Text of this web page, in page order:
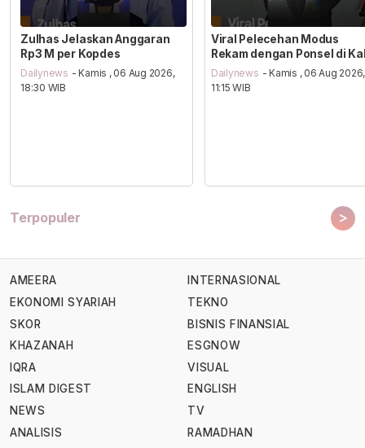
Zulhas Jelaskan Anggaran
Rp3 M per Kopdes
Dailynews - Kamis , 06 Aug 2026,
18:30 WIB
Viral Pelecehan Modus
Rekam dengan Ponsel di
Dailynews - Kamis , 06 Aug 2026,
11:15 WIB
Terpopuler >
AMEERA
EKONOMI SYARIAH
SKOR
KHAZANAH
IQRA
ISLAM DIGEST
NEWS
ANALISIS
INTERNASIONAL
TEKNO
BISNIS FINANSIAL
ESGNOW
VISUAL
ENGLISH
TV
RAMADHAN